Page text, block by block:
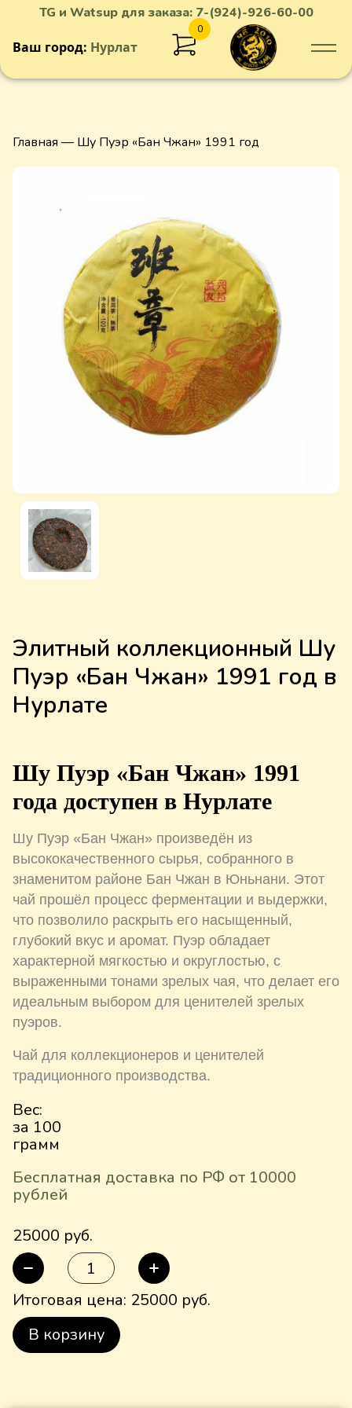
TG и Watsup для заказа: 7-(924)-926-60-00
Ваш город: Нурлат
0
Главная — Шу Пуэр «Бан Чжан» 1991 год
Элитный коллекционный Шу
Пуэр «Бан Чжан» 1991 год в
Нурлате
Шу Пуэр «Бан Чжан» 1991
года доступен в Нурлате
Шу Пуэр «Бан Чжан» произведён из
высококачественного сырья, собранного в
знаменитом районе Бан Чжан в Юньнани. Этот
чай прошёл процесс ферментации и выдержки,
что позволило раскрыть его насыщенный,
глубокий вкус и аромат. Пуэр обладает
характерной мягкостью и округлостью, с
выраженными тонами зрелых чая, что делает его
идеальным выбором для ценителей зрелых
пуэров.
Чай для коллекционеров и ценителей
традиционного производства.
Вес:
за 100
грамм
Бесплатная доставка по РФ от 10000
рублей
25000 руб.
Итоговая цена: 25000 руб.
В корзину